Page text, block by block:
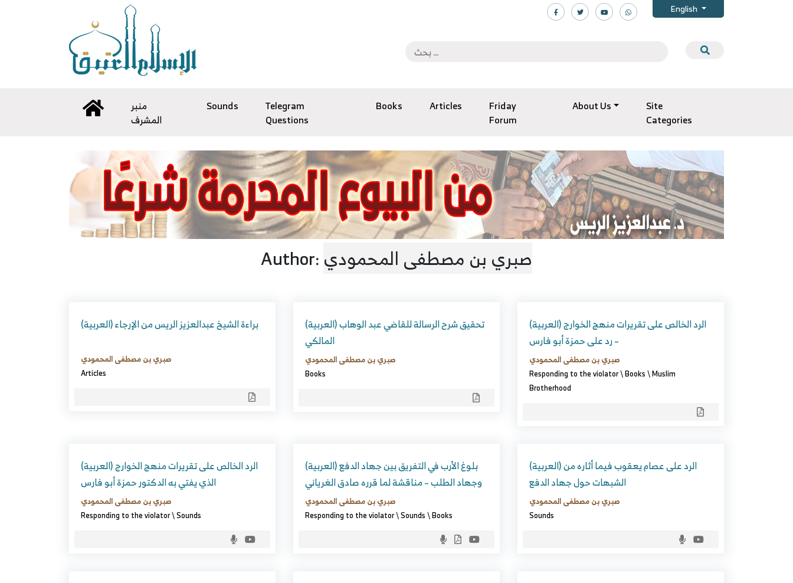
English
منبر
المشرف
Sounds
Telegram
Questions
Books Articles
Friday
Forum
About Us
Site
Categories
Author:صبري بن مصطفى المحمودي
(العربية) براءة الشيخ عبدالعزيز الريس من الإرجاء
صبري بن مصطفى المحمودي
Articles
(العربية) تحقيق شرح الرسالة للقاضي عبد الوهاب
المالكي
صبري بن مصطفى المحمودي
Books
(العربية) الرد الخالص على تقريرات منهج الخوارج
– رد على حمزة أبو فارس
صبري بن مصطفى المحمودي
Responding to the violator\Books\Muslim
Brotherhood
(العربية) الرد الخالص على تقريرات منهج الخوارج
الذي يفتي به الدكتور حمزة أبو فارس
صبري بن مصطفى المحمودي
Responding to the violator\Sounds
(العربية) بلوغ الأرب في التفريق بين جهاد الدفع
وجهاد الطلب – مناقشة لما قرره صادق الغرياني
صبري بن مصطفى المحمودي
Responding to the violator\Sounds\Books
(العربية) الرد على عصام يعقوب فيما أثاره من
الشبهات حول جهاد الدفع
صبري بن مصطفى المحمودي
Sounds